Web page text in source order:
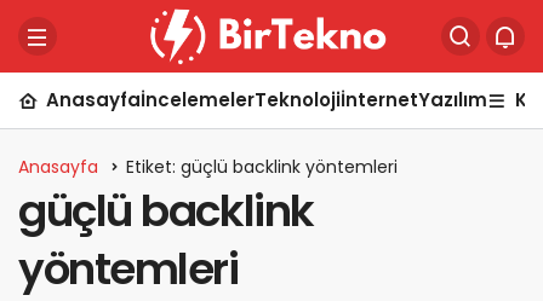
AnasayfaİncelemelerTeknolojiİnternetYazılım
Anasayfa Etiket: güçlü backlink yöntemleri
güçlü backlink
yöntemleri